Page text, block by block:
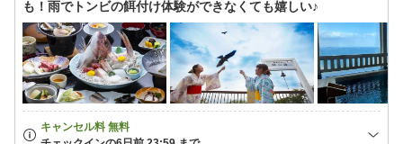
も！雨でトンビの餌付け体験ができなくても嬉しい♪